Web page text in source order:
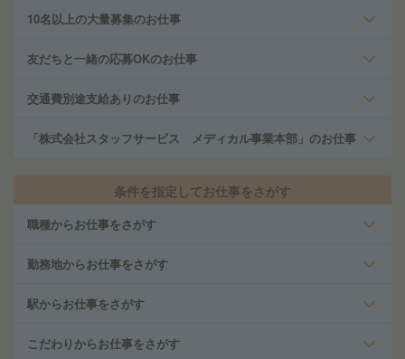
10名以上の大量募集のお仕事
友だちと一緒の応募OKのお仕事
交通費別途支給ありのお仕事
「株式会社スタッフサービス メディカル事業本部」のお仕事
条件を指定してお仕事をさがす
職種からお仕事をさがす
勤務地からお仕事をさがす
駅からお仕事をさがす
こだわりからお仕事をさがす